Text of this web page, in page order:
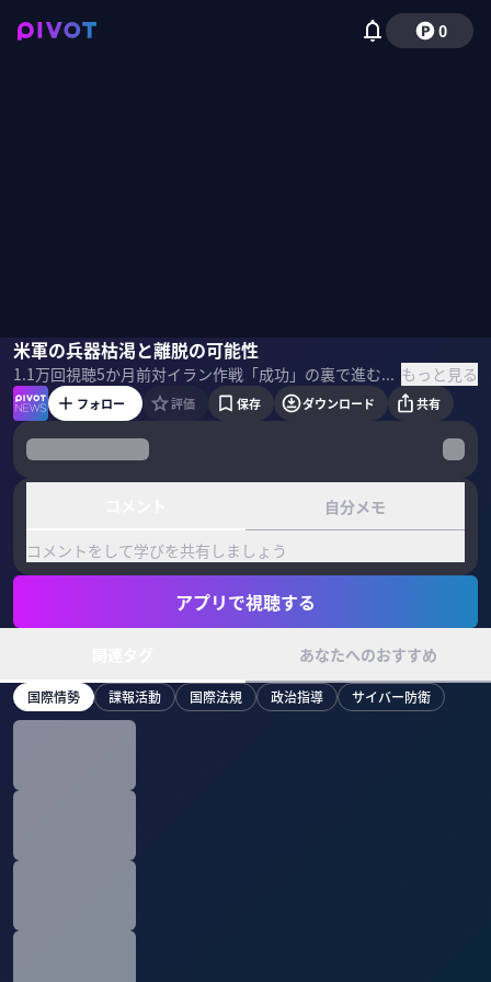
0
米軍の兵器枯渇と離脱の可能性
1.1万回視聴5か月前 対イラン作戦「成功」の裏で進む米軍の弾薬消耗を詳解。安価なドローンの撃墜に使われる高価な迎撃ミサイル。アメリカの離脱の可能性と、兵器不足が東アジアの抑止力に及ぼす影響について、軍事戦略の観点から分析する。 ＜ゲスト＞ 佐藤丙午｜拓殖大学教授 一橋大学博士（法学）。専門は国際政治、安全保障、軍縮核不拡散等。防衛研究所を経て2006年から現職。外務省参与等を歴任。日本軍縮学会会長や国際安全保障学会理事など ＜目次＞ もっと見る
佐藤丙午小手森千紗
フォロー 評価 保存 ダウンロード 共有
自分メモ
コメントをして学びを共有しましょう
アプリで視聴する
あなたへのおすすめ
国際情勢 諜報活動 国際法規 政治指導 サイバー防衛